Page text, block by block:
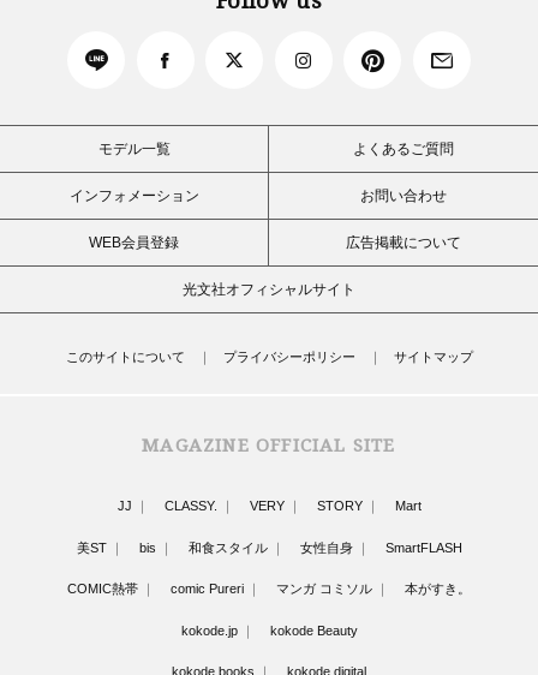
モデル一覧 よくあるご質問
インフォメーション お問い合わせ
WEB会員登録 広告掲載について
光文社オフィシャルサイト
このサイトについて プライバシーポリシー サイトマップ
MAGAZINE OFFICIAL SITE
JJ CLASSY. VERY STORY Mart
美ST bis 和食スタイル 女性自身 SmartFLASH
COMIC熱帯 comic Pureri マンガ コミソル 本がすき。
kokode.jp kokode Beauty
kokode books kokode digital